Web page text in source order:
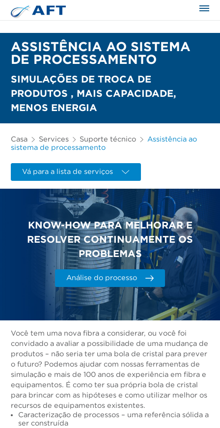
ASSISTÊNCIA AO SISTEMA
DE PROCESSAMENTO
SIMULAÇÕES DE TROCA DE
PRODUTOS , MAIS CAPACIDADE,
MENOS ENERGIA
Casa Services Suporte técnico
Assistência ao
sistema de processamento
Vá para a lista de serviços
KNOW-HOW PARA MELHORAR E
RESOLVER CONTINUAMENTE OS
PROBLEMAS
Análise do processo
Você tem uma nova fibra a considerar, ou você foi
convidado a avaliar a possibilidade de uma mudança de
produtos – não seria ter uma bola de cristal para prever
o futuro? Podemos ajudar com nossas ferramentas de
simulação e mais de 100 anos de experiência em fibra e
equipamentos. É como ter sua própria bola de cristal
para brincar com as hipóteses e como utilizar melhor os
recursos de equipamentos existentes.
Caracterização de processos – uma referência sólida a
ser construída